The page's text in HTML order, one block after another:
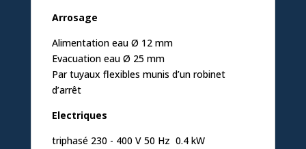
Arrosage
Alimentation eau Ø 12 mm
Evacuation eau Ø 25 mm
Par tuyaux flexibles munis d’un robinet
d’arrêt
Electriques
triphasé 230 - 400 V 50 Hz 0.4 kW